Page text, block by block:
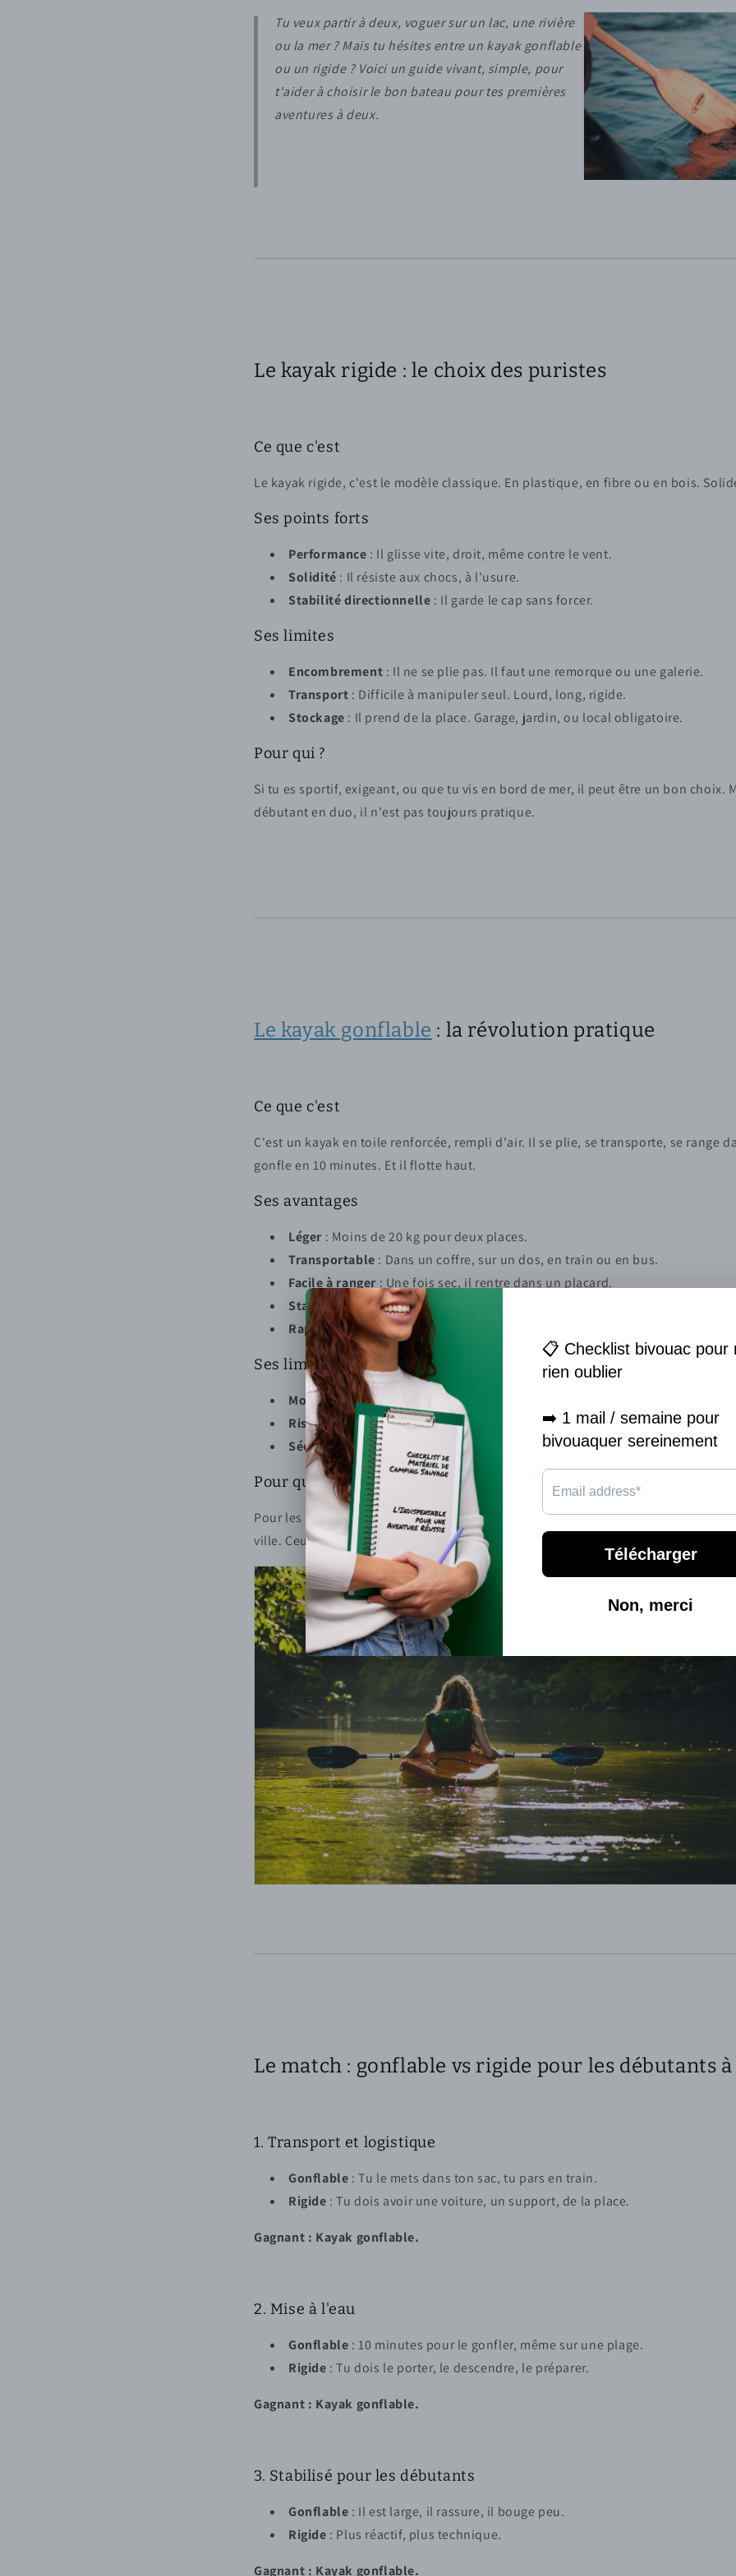
Tu veux partir à deux, voguer sur un lac, une rivière
ou la mer ? Mais tu hésites entre un kayak gonflable
ou un rigide ? Voici un guide vivant, simple, pour
t'aider à choisir le bon bateau pour tes premières
aventures à deux.
Le kayak rigide : le choix des puristes
Ce que c'est
Le kayak rigide, c'est le modèle classique. En plastique, en fibre ou en bois.
Ses points forts
Performance : Il glisse vite, droit, même contre le vent.
Solidité : Il résiste aux chocs, à l'usure.
Stabilité directionnelle : Il garde le cap sans forcer.
Ses limites
Encombrement : Il ne se plie pas. Il faut une remorque ou une galerie.
Transport : Difficile à manipuler seul. Lourd, long, rigide.
Stockage : Il prend de la place. Garage, jardin, ou local obligatoire.
Pour qui ?
Si tu es sportif, exigeant, ou que tu vis en bord de mer, il peut être un bon choix.
débutant en duo, il n'est pas toujours pratique.
Le kayak gonflable : la révolution pratique
Ce que c'est
C'est un kayak en toile renforcée, rempli d'air. Il se plie, se transporte, se range
gonfle en 10 minutes. Et il flotte haut.
Ses avantages
Léger : Moins de 20 kg pour deux places.
Transportable : Dans un coffre, sur un dos, en train ou en bus.
Facile à ranger : Une fois sec, il rentre dans un placard.
Stable : Idéal pour les débutants. Il rassure.
Rapide à préparer: Pas besoin d'être un pro.
Ses limites
Moins rapide: Il avance moins droit que le rigide.
Risque de crevaison: Même si les modèles sérieux sont très solides.
Séchage nécessaire
: Il faut bien le faire sécher avant de le plier.
Pour qui ?
Pour les nouveaux aventuriers. Ceux qui veulent partir à deux, à tout moment.
ville. Ceux qui veulent tester, sans se compliquer.
Le match : gonflable vs rigide pour les débutants
1. Transport et logistique
Gonflable : Tu le mets dans ton sac, tu pars en train.
Rigide : Tu dois avoir une voiture, un support, de la place.
Gagnant : Kayak gonflable.
2. Mise à l'eau
Gonflable : 10 minutes pour le gonfler, même sur une plage.
Rigide : Tu dois le porter, le descendre, le préparer.
Gagnant : Kayak gonflable.
3. Stabilisé pour les débutants
Gonflable : Il est large, il rassure, il bouge peu.
Rigide : Plus réactif, plus technique.
Gagnant : Kayak gonflable.